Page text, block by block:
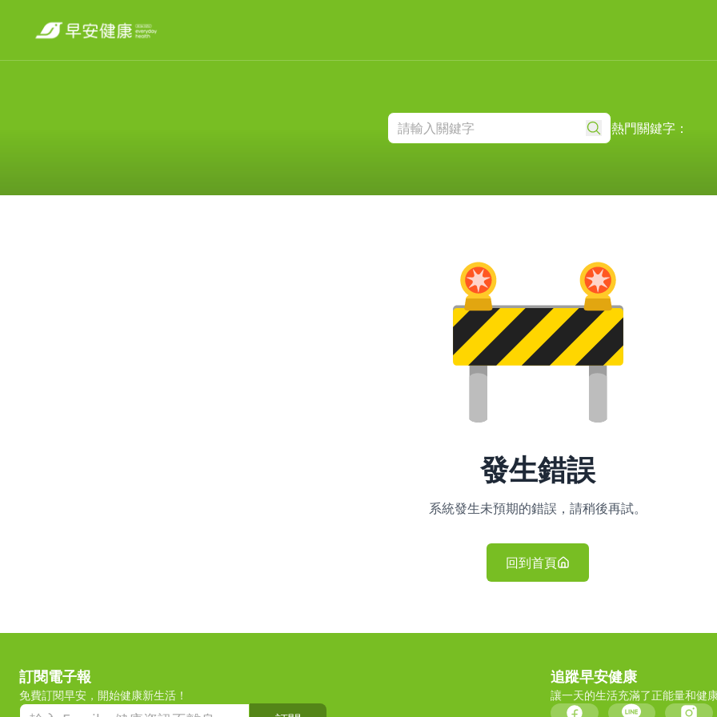
熱門關鍵字：
發生錯誤
系統發生未預期的錯誤，請稍後再試。
回到首頁
訂閱電子報
免費訂閱早安，開始健康新生活！
追蹤早安健康
讓一天的生活充滿了正能量和健